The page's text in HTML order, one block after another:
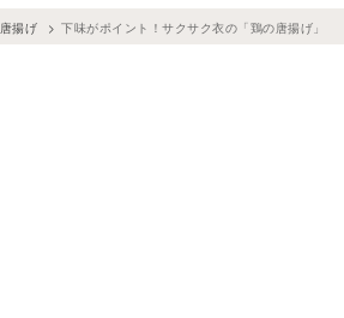
唐揚げ 下味がポイント！サクサク衣の「鶏の唐揚げ」